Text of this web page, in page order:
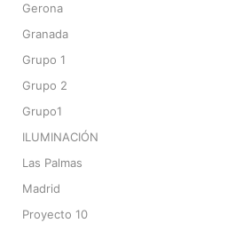
Gerona
Granada
Grupo 1
Grupo 2
Grupo1
ILUMINACIÓN
Las Palmas
Madrid
Proyecto 10